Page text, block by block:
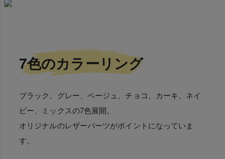
7色のカラーリング
ブラック、グレー、ベージュ、チョコ、カーキ、ネイ
ビー、ミックスの7色展開。
オリジナルのレザーパーツがポイントになっていま
す。